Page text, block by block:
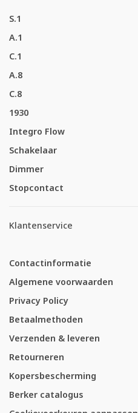
S.1
A.1
C.1
A.8
C.8
1930
Integro Flow
Schakelaar
Dimmer
Stopcontact
Klantenservice
Contactinformatie
Algemene voorwaarden
Privacy Policy
Betaalmethoden
Verzenden & leveren
Retourneren
Kopersbescherming
Berker catalogus